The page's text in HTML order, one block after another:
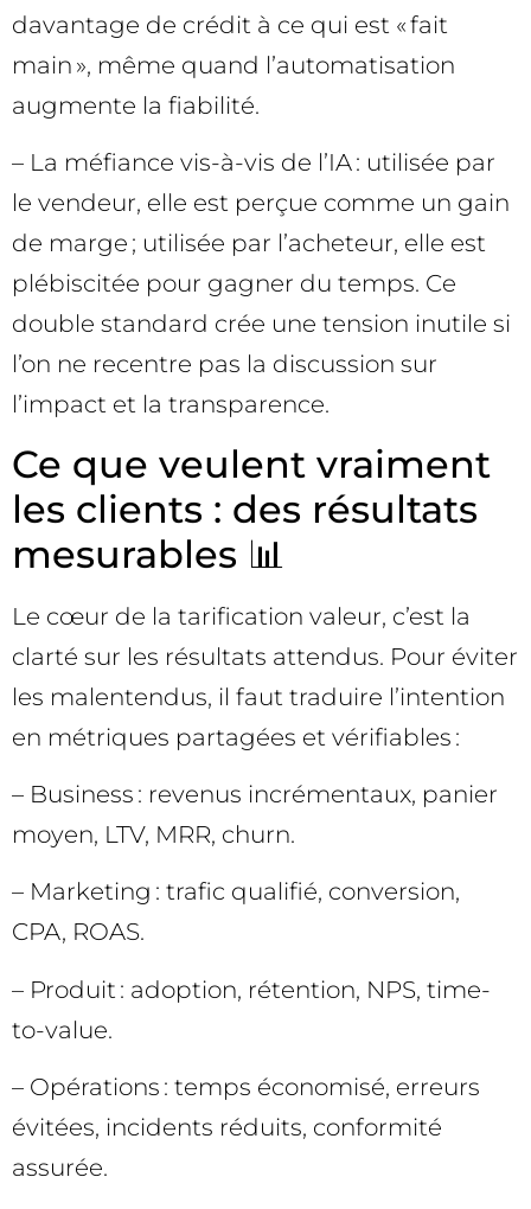
davantage de crédit à ce qui est « fait
main », même quand l’automatisation
augmente la fiabilité.
– La méfiance vis-à-vis de l’IA : utilisée par
le vendeur, elle est perçue comme un gain
de marge ; utilisée par l’acheteur, elle est
plébiscitée pour gagner du temps. Ce
double standard crée une tension inutile si
l’on ne recentre pas la discussion sur
l’impact et la transparence.
Ce que veulent vraiment
les clients : des résultats
mesurables 📊
Le cœur de la tarification valeur, c’est la
clarté sur les résultats attendus. Pour éviter
les malentendus, il faut traduire l’intention
en métriques partagées et vérifiables :
– Business : revenus incrémentaux, panier
moyen, LTV, MRR, churn.
– Marketing : trafic qualifié, conversion,
CPA, ROAS.
– Produit : adoption, rétention, NPS, time-
to-value.
– Opérations : temps économisé, erreurs
évitées, incidents réduits, conformité
assurée.